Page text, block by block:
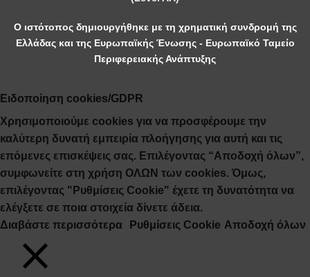
Ο ιστότοπος δημιουργήθηκε με τη χρηματική συνδρομή της
Ελλάδας και της Ευρωπαϊκής Ένωσης - Ευρωπαϊκό Ταμείο
Περιφερειακής Ανάπτυξης
Ειδοποίηση cookies/GDPR
Χρησιμοποιούμε cookies για να προσφέρουμε την
καλύτερη δυνατή εμπειρία πλοήγησης για αυτή και τις
επόμενες επισκέψεις σας. Επιλέγοντας “Αποδοχή όλων”,
συμφωνείτε στη χρήση ΟΛΩΝ των cookies. Όμως,
επιλέγοντας "Ρυθμίσεις Cookie" έχετε τη δυνατότητα να
ελέγξετε σε ποια στοιχεία δίνετε άδεια.
Διαβάστε περισσότερα
Ρυθμίσεις Cookie Αποδοχή όλων